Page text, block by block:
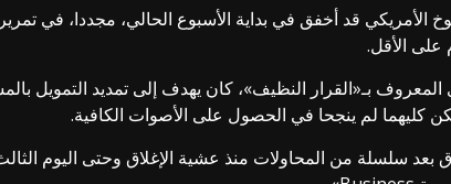
قد أخفق في بداية الأسبوع الحالي، مجددا، في
على الأقل.
بـ«القرار النظيف»، كان يهدف إلى تمديد التمويل
كليهما لم ينجحا في الحصول على الأصوات الكافية.